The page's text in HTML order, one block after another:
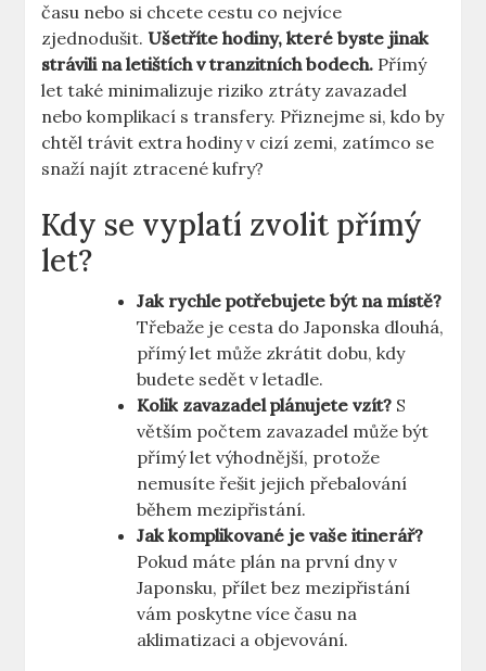
času nebo si chcete cestu co nejvíce
zjednodušit. Ušetříte hodiny, které byste jinak
strávili na letištích v tranzitních bodech. Přímý
let také minimalizuje riziko ztráty zavazadel
nebo komplikací s transfery. Přiznejme si, kdo by
chtěl trávit extra hodiny v cizí zemi, zatímco se
snaží najít ztracené kufry?
Kdy se vyplatí zvolit přímý
let?
Jak rychle potřebujete být na místě?
Třebaže je cesta do Japonska dlouhá,
přímý let může zkrátit dobu, kdy
budete sedět v letadle.
Kolik zavazadel plánujete vzít? S
větším počtem zavazadel může být
přímý let výhodnější, protože
nemusíte řešit jejich přebalování
během mezipřistání.
Jak komplikované je vaše itinerář?
Pokud máte plán na první dny v
Japonsku, přílet bez mezipřistání
vám poskytne více času na
aklimatizaci a objevování.